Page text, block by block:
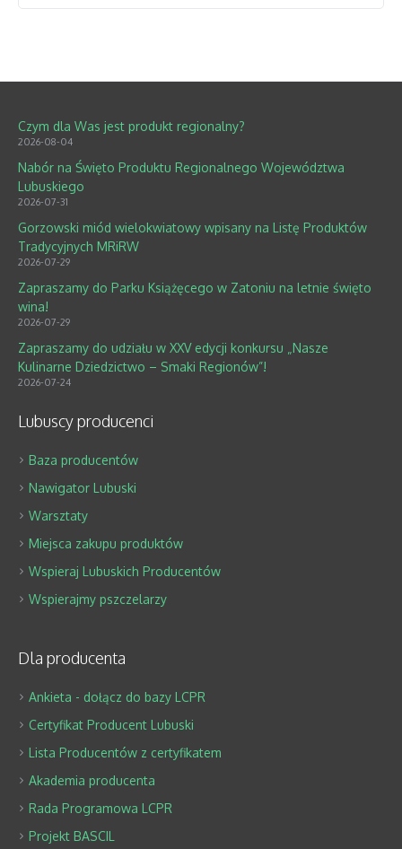
Czym dla Was jest produkt regionalny?
2026-08-04
Nabór na Święto Produktu Regionalnego Województwa
Lubuskiego
2026-07-31
Gorzowski miód wielokwiatowy wpisany na Listę Produktów
Tradycyjnych MRiRW
2026-07-29
Zapraszamy do Parku Książęcego w Zatoniu na letnie święto
wina!
2026-07-29
Zapraszamy do udziału w XXV edycji konkursu „Nasze
Kulinarne Dziedzictwo – Smaki Regionów”!
2026-07-24
Lubuscy producenci
Baza producentów
Nawigator Lubuski
Warsztaty
Miejsca zakupu produktów
Wspieraj Lubuskich Producentów
Wspierajmy pszczelarzy
Dla producenta
Ankieta - dołącz do bazy LCPR
Certyfikat Producent Lubuski
Lista Producentów z certyfikatem
Akademia producenta
Rada Programowa LCPR
Projekt BASCIL